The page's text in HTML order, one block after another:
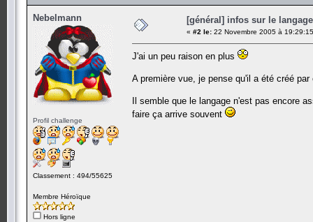
Nebelmann
Profil challenge
Classement : 494/55625
Membre Héroïque
Hors ligne
[général] infos sur le
« #2 le: 22 Novembre 2005 à
J'ai un peu raison en plus
A première vue, je pense qu'il a été créé
Il semble que le langage n'est pas encore
faire ça arrive souvent